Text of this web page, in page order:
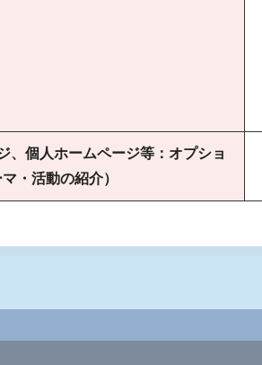
、個人ホームページ等：オプショ
・活動の紹介）